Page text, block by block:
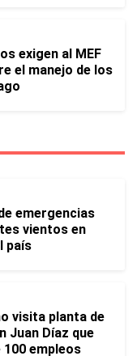
exigen al MEF
el manejo de los
emergencias
vientos en
país
visita planta de
Juan Díaz que
empleos